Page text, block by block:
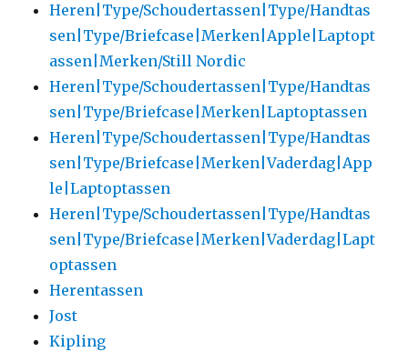
Heren|Type/Schoudertassen|Type/Handtas
sen|Type/Briefcase|Merken|Apple|Laptopt
assen|Merken/Still Nordic
Heren|Type/Schoudertassen|Type/Handtas
sen|Type/Briefcase|Merken|Laptoptassen
Heren|Type/Schoudertassen|Type/Handtas
sen|Type/Briefcase|Merken|Vaderdag|App
le|Laptoptassen
Heren|Type/Schoudertassen|Type/Handtas
sen|Type/Briefcase|Merken|Vaderdag|Lapt
optassen
Herentassen
Jost
Kipling